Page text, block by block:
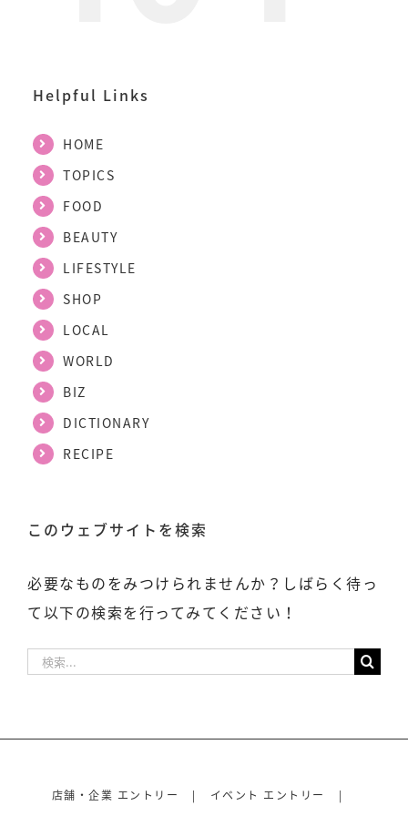
Helpful Links
HOME
TOPICS
FOOD
BEAUTY
LIFESTYLE
SHOP
LOCAL
WORLD
BIZ
DICTIONARY
RECIPE
このウェブサイトを検索
必要なものをみつけられませんか？しばらく待っ
て以下の検索を行ってみてください！
店舗・企業 エントリー イベント エントリー